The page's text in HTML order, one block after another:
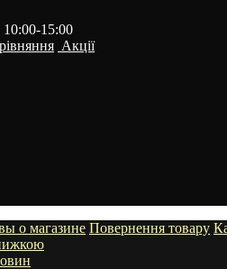
15:00
Акції
о магазине Повернення товару